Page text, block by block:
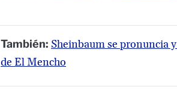
También: Sheinbaum se pronuncia
de El Mencho